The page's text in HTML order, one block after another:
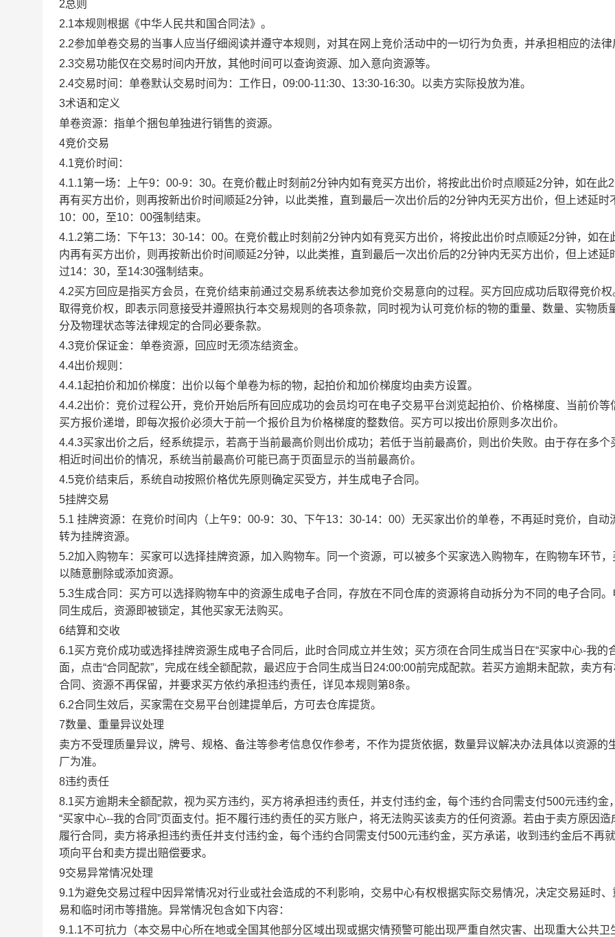
2总则
2.1本规则根据《中华人民共和国合同法》。
2.2参加单卷交易的当事人应当仔细阅读并遵守本规则，对其在网上竞价活动中的一切行为负责，并承担相应的法律
2.3交易功能仅在交易时间内开放，其他时间可以查询资源、加入意向资源等。
2.4交易时间：单卷默认交易时间为：工作日，09:00-11:30、13:30-16:30。以卖方实际投放为准。
3术语和定义
单卷资源：指单个捆包单独进行销售的资源。
4竞价交易
4.1竞价时间：
4.1.1第一场：上午9：00-9：30。在竞价截止时刻前2分钟内如有竞买方出价，将按此出价时点顺延2分钟，如在此
再有买方出价，则再按新出价时间顺延2分钟，以此类推，直到最后一次出价后的2分钟内无买方出价，但上述延时
10：00，至10：00强制结束。
4.1.2第二场：下午13：30-14：00。在竞价截止时刻前2分钟内如有竞买方出价，将按此出价时点顺延2分钟，如在
内再有买方出价，则再按新出价时间顺延2分钟，以此类推，直到最后一次出价后的2分钟内无买方出价，但上述延
过14：30，至14:30强制结束。
4.2买方回应是指买方会员，在竞价结束前通过交易系统表达参加竞价交易意向的过程。买方回应成功后取得竞价权
取得竞价权，即表示同意接受并遵照执行本交易规则的各项条款，同时视为认可竞价标的物的重量、数量、实物质
分及物理状态等法律规定的合同必要条款。
4.3竞价保证金：单卷资源，回应时无须冻结资金。
4.4出价规则：
4.4.1起拍价和加价梯度：出价以每个单卷为标的物，起拍价和加价梯度均由卖方设置。
4.4.2出价：竞价过程公开，竞价开始后所有回应成功的会员均可在电子交易平台浏览起拍价、价格梯度、当前价等
买方报价递增，即每次报价必须大于前一个报价且为价格梯度的整数倍。买方可以按出价原则多次出价。
4.4.3买家出价之后，经系统提示，若高于当前最高价则出价成功；若低于当前最高价，则出价失败。由于存在多个
相近时间出价的情况，系统当前最高价可能已高于页面显示的当前最高价。
4.5竞价结束后，系统自动按照价格优先原则确定买受方，并生成电子合同。
5挂牌交易
5.1 挂牌资源：在竞价时间内（上午9：00-9：30、下午13：30-14：00）无买家出价的单卷，不再延时竞价，自动
转为挂牌资源。
5.2加入购物车：买家可以选择挂牌资源，加入购物车。同一个资源，可以被多个买家选入购物车，在购物车环节，
以随意删除或添加资源。
5.3生成合同：买方可以选择购物车中的资源生成电子合同，存放在不同仓库的资源将自动拆分为不同的电子合同。
同生成后，资源即被锁定，其他买家无法购买。
6结算和交收
6.1买方竞价成功或选择挂牌资源生成电子合同后，此时合同成立并生效；买方须在合同生成当日在“买家中心-我的
面，点击“合同配款”，完成在线全额配款，最迟应于合同生成当日24:00:00前完成配款。若买方逾期未配款，卖方
合同、资源不再保留，并要求买方依约承担违约责任，详见本规则第8条。
6.2合同生效后，买家需在交易平台创建提单后，方可去仓库提货。
7数量、重量异议处理
卖方不受理质量异议，牌号、规格、备注等参考信息仅作参考，不作为提货依据，数量异议解决办法具体以资源的
厂为准。
8违约责任
8.1买方逾期未全额配款，视为买方违约，买方将承担违约责任，并支付违约金，每个违约合同需支付500元违约金
“买家中心--我的合同”页面支付。拒不履行违约责任的买方账户，将无法购买该卖方的任何资源。若由于卖方原因造
履行合同，卖方将承担违约责任并支付违约金，每个违约合同需支付500元违约金，买方承诺，收到违约金后不再
项向平台和卖方提出赔偿要求。
9交易异常情况处理
9.1为避免交易过程中因异常情况对行业或社会造成的不利影响，交易中心有权根据实际交易情况，决定交易延时、
易和临时闭市等措施。异常情况包含如下内容：
9.1.1不可抗力（本交易中心所在地或全国其他部分区域出现或据灾情预警可能出现严重自然灾害、出现重大公共卫